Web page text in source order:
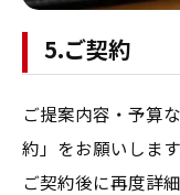
5.ご契約
ご提案内容・予算
約」をお願いします
ご契約後に再度詳